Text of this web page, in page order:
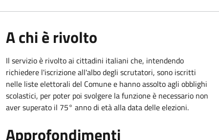
A chi è rivolto
Il servizio è rivolto ai cittadini italiani che, intendendo
richiedere l'iscrizione all'albo degli scrutatori, sono iscritti
nelle liste elettorali del Comune e hanno assolto agli obblighi
scolastici, per poter poi svolgere la funzione è necessario non
aver superato il 75° anno di età alla data delle elezioni.
Approfondimenti